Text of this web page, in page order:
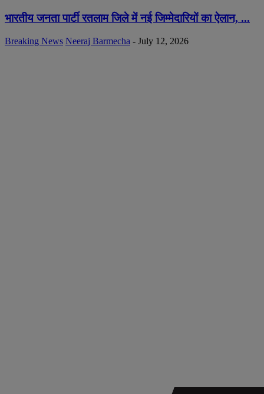
भारतीय जनता पार्टी रतलाम जिले में नई जिम्मेदारियों का ऐलान, ...
Breaking News Neeraj Barmecha - July 12, 2026